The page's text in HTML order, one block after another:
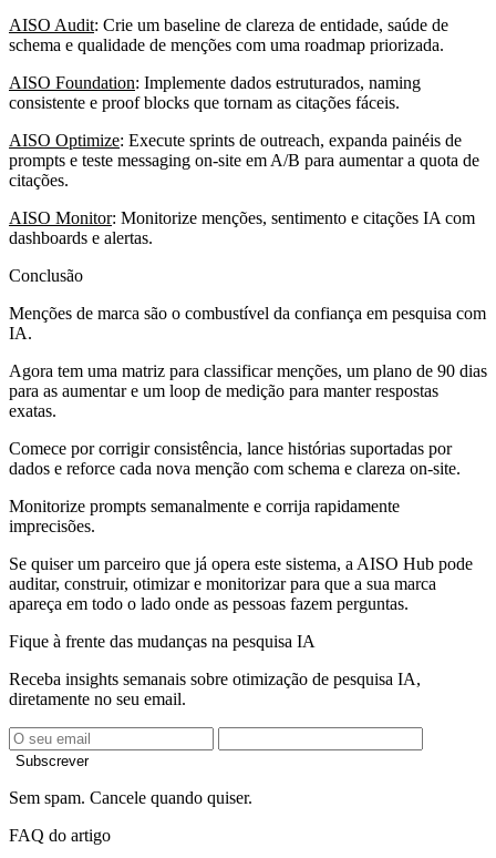
AISO Audit: Crie um baseline de clareza de entidade, saúde de
schema e qualidade de menções com uma roadmap priorizada.
AISO Foundation: Implemente dados estruturados, naming
consistente e proof blocks que tornam as citações fáceis.
AISO Optimize: Execute sprints de outreach, expanda painéis de
prompts e teste messaging on-site em A/B para aumentar a quota de
citações.
AISO Monitor: Monitorize menções, sentimento e citações IA com
dashboards e alertas.
Conclusão
Menções de marca são o combustível da confiança em pesquisa com
IA.
Agora tem uma matriz para classificar menções, um plano de 90 dias
para as aumentar e um loop de medição para manter respostas
exatas.
Comece por corrigir consistência, lance histórias suportadas por
dados e reforce cada nova menção com schema e clareza on-site.
Monitorize prompts semanalmente e corrija rapidamente
imprecisões.
Se quiser um parceiro que já opera este sistema, a AISO Hub pode
auditar, construir, otimizar e monitorizar para que a sua marca
apareça em todo o lado onde as pessoas fazem perguntas.
Fique à frente das mudanças na pesquisa IA
Receba insights semanais sobre otimização de pesquisa IA,
diretamente no seu email.
Subscrever
Sem spam. Cancele quando quiser.
FAQ do artigo